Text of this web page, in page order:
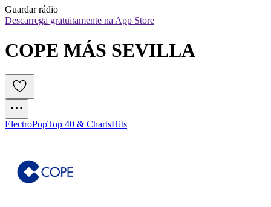
Guardar rádio
Descarrega gratuitamente na App Store
COPE MÁS SEVILLA
ElectroPopTop 40 & ChartsHits